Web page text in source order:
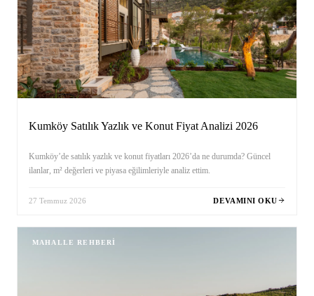
Kumköy Satılık Yazlık ve Konut Fiyat Analizi 2026
Kumköy’de satılık yazlık ve konut fiyatları 2026’da ne durumda? Güncel
ilanlar, m² değerleri ve piyasa eğilimleriyle analiz ettim.
27 Temmuz 2026 DEVAMINI OKU
MAHALLE REHBERI